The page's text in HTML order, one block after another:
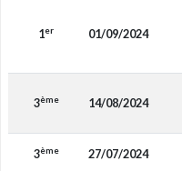
1er 01/09/2024
3ème 14/08/2024
3ème 27/07/2024